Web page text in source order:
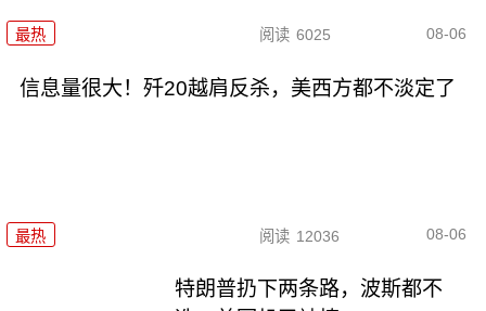
最热 阅读 6025 08-06
信息量很大！歼20越肩反杀，美西方都不淡定了
最热 阅读 12036 08-06
特朗普扔下两条路，波斯都不